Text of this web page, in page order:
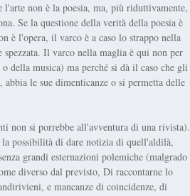
l'arte non è la poesia, ma, più riduttivamente,
Se la questione della verità della poesia è
è l'opera, il varco è a caso lo strappo nella
Il varco nella maglia è qui non per
musica) ma perché si dà il caso che gli
le sue dimenticanze o si permetta delle
non si porrebbe all'avventura di una rivista).
possibilità di dare notizia di quell'aldilà,
grandi esternazioni polemiche (malgrado
diverso dal previsto, Di raccontarne lo
e mancanze di coincidenze, di